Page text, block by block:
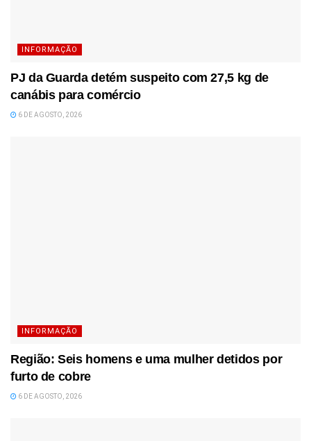
INFORMAÇÃO
PJ da Guarda detém suspeito com 27,5 kg de
canábis para comércio
6 DE AGOSTO, 2026
INFORMAÇÃO
Região: Seis homens e uma mulher detidos por
furto de cobre
6 DE AGOSTO, 2026